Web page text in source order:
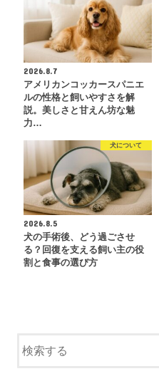
2026.8.7
アメリカンコッカースパニエ
ルの性格と飼いやすさを解
説。美しさと甘えん坊な魅
力…
犬について
2026.8.5
犬の手術後、どう過ごさせ
る？回復を支える飼い主の役
割と食事の選び方